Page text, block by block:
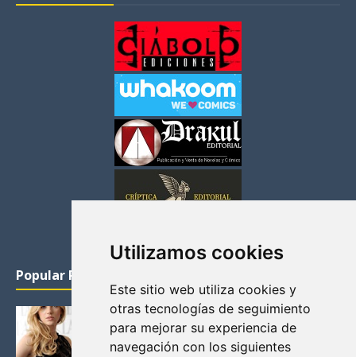
Utilizamos cookies
Este sitio web utiliza cookies y
otras tecnologías de seguimiento
para mejorar su experiencia de
navegación con los siguientes
Popular Posts
KATHERYN WINNICK: LA ACTRIZ MAS GUAPA DE
VIKINGOS
Junio 14, 2013